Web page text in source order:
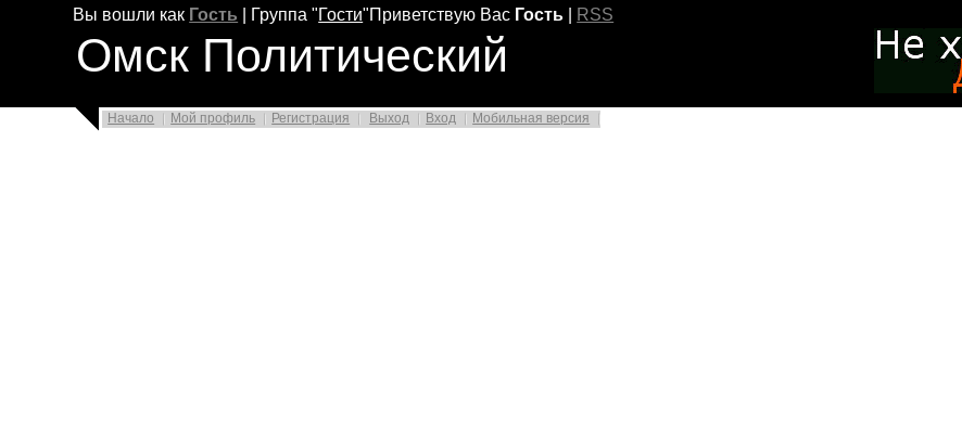
Вы вошли как Гость Группа "Гости"Приветствую Вас Гость RSS
Омск Политический
Начало Мой профиль Регистрация Выход Вход Мобильная версия